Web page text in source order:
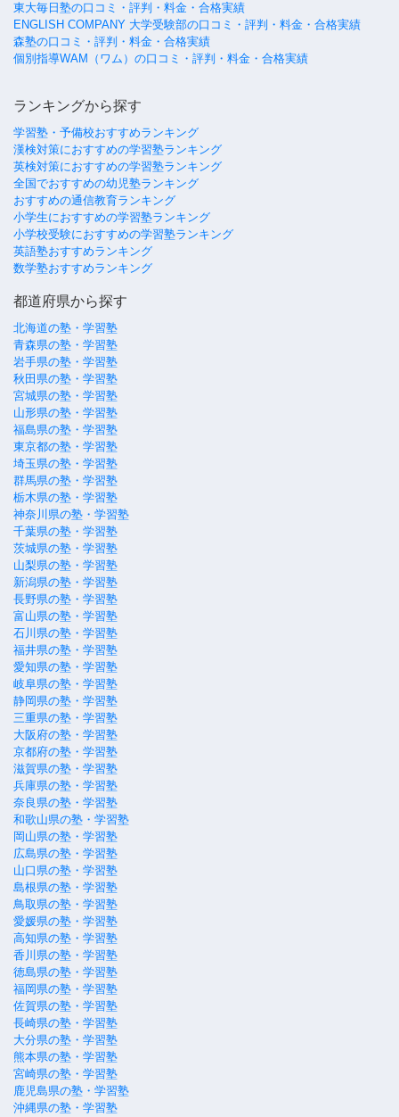
東大毎日塾の口コミ・評判・料金・合格実績
ENGLISH COMPANY 大学受験部の口コミ・評判・料金・合格実績
森塾の口コミ・評判・料金・合格実績
個別指導WAM（ワム）の口コミ・評判・料金・合格実績
ランキングから探す
学習塾・予備校おすすめランキング
漢検対策におすすめの学習塾ランキング
英検対策におすすめの学習塾ランキング
全国でおすすめの幼児塾ランキング
おすすめの通信教育ランキング
小学生におすすめの学習塾ランキング
小学校受験におすすめの学習塾ランキング
英語塾おすすめランキング
数学塾おすすめランキング
都道府県から探す
北海道の塾・学習塾
青森県の塾・学習塾
岩手県の塾・学習塾
秋田県の塾・学習塾
宮城県の塾・学習塾
山形県の塾・学習塾
福島県の塾・学習塾
東京都の塾・学習塾
埼玉県の塾・学習塾
群馬県の塾・学習塾
栃木県の塾・学習塾
神奈川県の塾・学習塾
千葉県の塾・学習塾
茨城県の塾・学習塾
山梨県の塾・学習塾
新潟県の塾・学習塾
長野県の塾・学習塾
富山県の塾・学習塾
石川県の塾・学習塾
福井県の塾・学習塾
愛知県の塾・学習塾
岐阜県の塾・学習塾
静岡県の塾・学習塾
三重県の塾・学習塾
大阪府の塾・学習塾
京都府の塾・学習塾
滋賀県の塾・学習塾
兵庫県の塾・学習塾
奈良県の塾・学習塾
和歌山県の塾・学習塾
岡山県の塾・学習塾
広島県の塾・学習塾
山口県の塾・学習塾
島根県の塾・学習塾
鳥取県の塾・学習塾
愛媛県の塾・学習塾
高知県の塾・学習塾
香川県の塾・学習塾
徳島県の塾・学習塾
福岡県の塾・学習塾
佐賀県の塾・学習塾
長崎県の塾・学習塾
大分県の塾・学習塾
熊本県の塾・学習塾
宮崎県の塾・学習塾
鹿児島県の塾・学習塾
沖縄県の塾・学習塾